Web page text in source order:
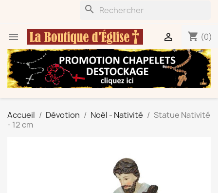
search
 shopping_cart (0)

Accueil Dévotion Noël - Nativité
Statue Nativité
- 12 cm